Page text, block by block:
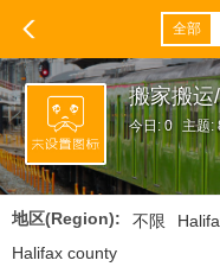
全部
搬家搬运
今日: 0 主题:
地区(Region): 不限
Halifax county